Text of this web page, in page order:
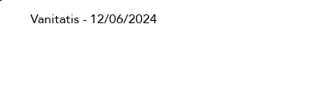
Vanitatis - 12/06/2024